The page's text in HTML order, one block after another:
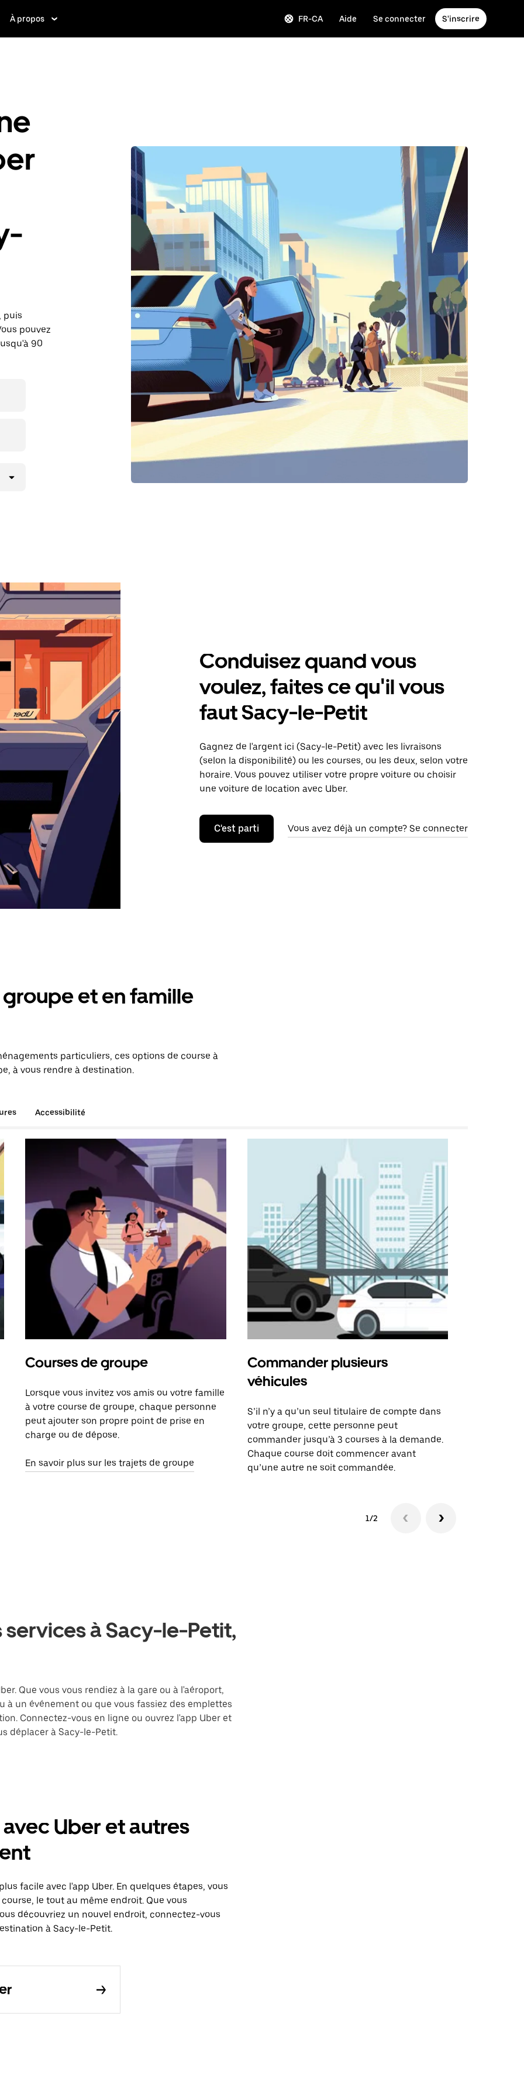
À propos FR-CA Aide Se connecter S'inscrire
puis
pouvez
90
Conduisez quand vous
voulez, faites ce qu'il vous
faut Sacy-le-Petit
Gagnez de l'argent ici (Sacy-le-Petit) avec les livraisons
(selon la disponibilité) ou les courses, ou les deux, selon votre
horaire. Vous pouvez utiliser votre propre voiture ou choisir
une voiture de location avec Uber.
C'est parti Vous avez déjà un compte? Se connecter
et en famille
particuliers, ces options de course à
à vous rendre à destination.
Accessibilité
Courses de groupe
Lorsque vous invitez vos amis ou votre famille
à votre course de groupe, chaque personne
peut ajouter son propre point de prise en
charge ou de dépose.
En savoir plus sur les trajets de groupe
Commander plusieurs
véhicules
S’il n’y a qu’un seul titulaire de compte dans
votre groupe, cette personne peut
commander jusqu’à 3 courses à la demande.
Chaque course doit commencer avant
qu’une autre ne soit commandée.
1/2
à Sacy-le-Petit,
Que vous vous rendiez à la gare ou à l'aéroport,
à un événement ou que vous fassiez des emplettes
Connectez-vous en ligne ou ouvrez l'app Uber et
déplacer à Sacy-le-Petit.
Uber et autres
facile avec l'app Uber. En quelques étapes, vous
le tout au même endroit. Que vous
découvriez un nouvel endroit, connectez-vous
à Sacy-le-Petit.